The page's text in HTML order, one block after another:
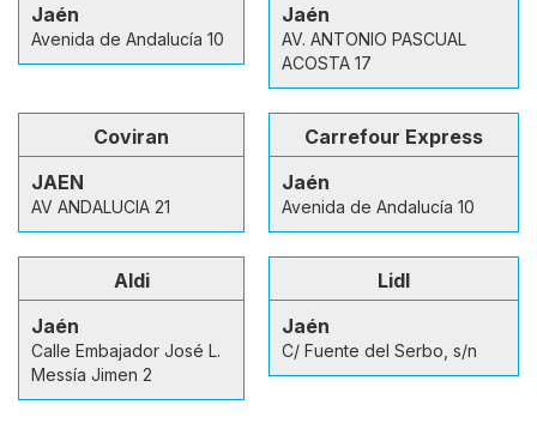
Jaén
Avenida de Andalucía 10
Jaén
AV. ANTONIO PASCUAL
ACOSTA 17
Coviran
JAEN
AV ANDALUCIA 21
Carrefour Express
Jaén
Avenida de Andalucía 10
Aldi
Jaén
Calle Embajador José L.
Messía Jimen 2
Lidl
Jaén
C/ Fuente del Serbo, s/n